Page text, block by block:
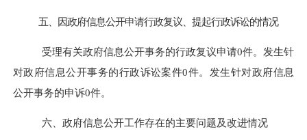
五、因政府信息公开申请行政复议、提起行政诉讼的情况
受理有关政府信息公开事务的行政复议申请0件。发生针
对政府信息公开事务的行政诉讼案件0件。发生针对政府信息
公开事务的申诉0件。
六、政府信息公开工作存在的主要问题及改进情况